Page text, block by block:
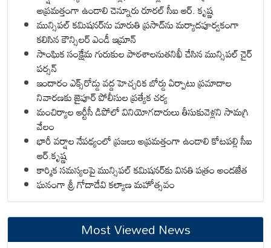
అప్రమత్తంగా ఉండాలి చెన్నూరు రూరల్ సీఐ ఆర్. కృష్ణ
మున్సిపల్ కమిషనర్‌ను మారుతి ప్రసాద్‌ను మర్యాదపూర్వకంగా
కలిసిన కౌన్సిలర్ ఎండీ ఇమ్రాన్ ​
సాంఘిక సంక్షేమ గురుకుల పాఠశాలనుతనిఖీ చేసిన మున్సిపల్ చైర్
పర్సన్
ఇందారం ఎక్స్‌రోడ్డు వద్ద హెచ్చరిక బోర్డు ఏర్పాటు ప్రమాదాల
నివారణకు జైపూర్ పోలీసుల ప్రత్యేక చర్య
మంచిర్యాల ఆర్టీసీ డిపోలో వినియోగదారులు తీసుకువెళ్లని సామగ్రి
వేలం
భారీ వర్షాల నేపథ్యంలో ప్రజలు అప్రమత్తంగా ఉండాలి కోటపల్లి సీఐ
ఆర్.కృష్ణ
కార్మిక సమస్యలపై మున్సిపల్ కమిషనర్‌కు వినతి పత్రం అందజేత
ఘనంగా శ్రీ గోదాదేవి కల్యాణ మహోత్సవం
Most Viewed News